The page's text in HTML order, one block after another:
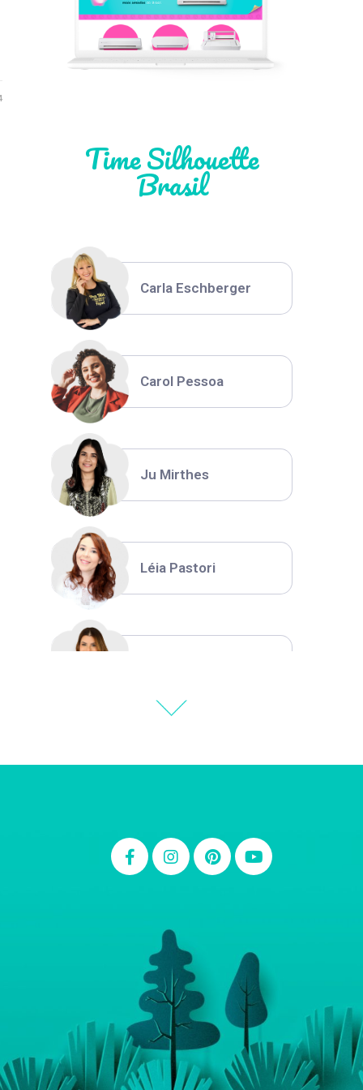
Time Silhouette
Brasil
Léia Pastori
Thiara Ney
Carla Eschberger
Carol Pessoa
Ju Mirthes
Léia Pastori
Carla Eschberger
Carol Pessoa
Ju Mirthes